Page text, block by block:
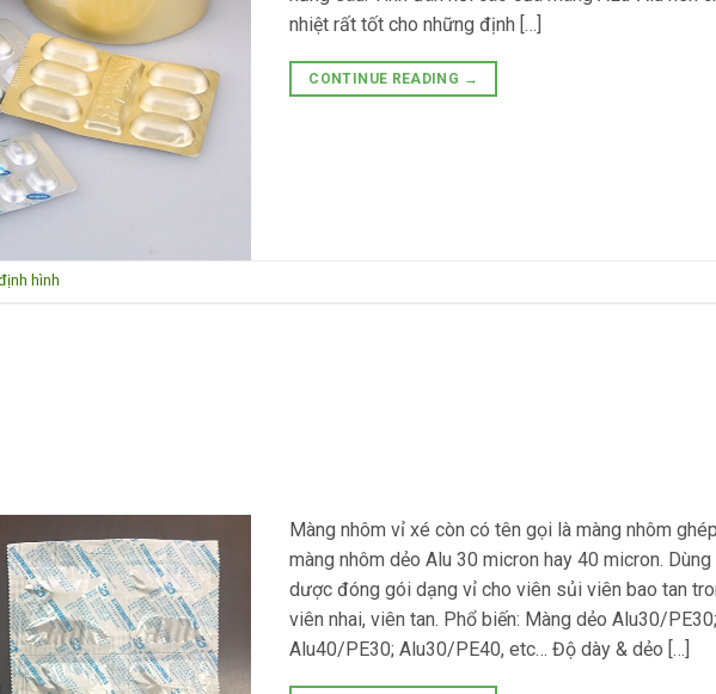
nhiệt rất tốt cho những định […]
CONTINUE READING →
hình
Màng nhôm vỉ xé còn có tên gọi là màng nhôm
màng nhôm dẻo Alu 30 micron hay 40 micron.
dược đóng gói dạng vỉ cho viên sủi viên bao tan
viên nhai, viên tan. Phổ biến: Màng dẻo Alu30/PE30;
Alu40/PE30; Alu30/PE40, etc… Độ dày & dẻo […]